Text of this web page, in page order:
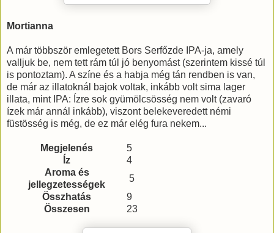
Mortianna
A már többször emlegetett Bors Serfőzde IPA-ja, amely
valljuk be, nem tett rám túl jó benyomást (szerintem kissé túl
is pontoztam). A színe és a habja még tán rendben is van,
de már az illatoknál bajok voltak, inkább volt sima lager
illata, mint IPA: Ízre sok gyümölcsösség nem volt (zavaró
ízek már annál inkább), viszont belekeveredett némi
füstösség is még, de ez már elég fura nekem...
Megjelenés
5
Íz
4
Aroma és
jellegzetességek
5
Összhatás
9
Összesen
23